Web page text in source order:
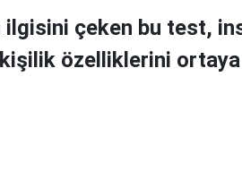
ilgisini çeken bu test,
özelliklerini ortaya